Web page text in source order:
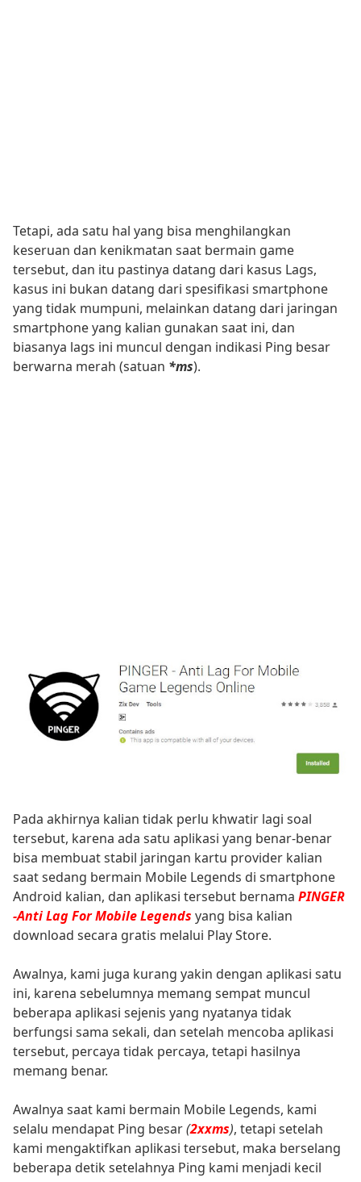
Tetapi, ada satu hal yang bisa menghilangkan
keseruan dan kenikmatan saat bermain game
tersebut, dan itu pastinya datang dari kasus Lags,
kasus ini bukan datang dari spesifikasi smartphone
yang tidak mumpuni, melainkan datang dari jaringan
smartphone yang kalian gunakan saat ini, dan
biasanya lags ini muncul dengan indikasi Ping besar
berwarna merah (satuan *ms).
Pada akhirnya kalian tidak perlu khwatir lagi soal
tersebut, karena ada satu aplikasi yang benar-benar
bisa membuat stabil jaringan kartu provider kalian
saat sedang bermain Mobile Legends di smartphone
Android kalian, dan aplikasi tersebut bernama PINGER
-Anti Lag For Mobile Legends yang bisa kalian
download secara gratis melalui Play Store.
Awalnya, kami juga kurang yakin dengan aplikasi satu
ini, karena sebelumnya memang sempat muncul
beberapa aplikasi sejenis yang nyatanya tidak
berfungsi sama sekali, dan setelah mencoba aplikasi
tersebut, percaya tidak percaya, tetapi hasilnya
memang benar.
Awalnya saat kami bermain Mobile Legends, kami
selalu mendapat Ping besar(2xxms), tetapi setelah
kami mengaktifkan aplikasi tersebut, maka berselang
beberapa detik setelahnya Ping kami menjadi kecil